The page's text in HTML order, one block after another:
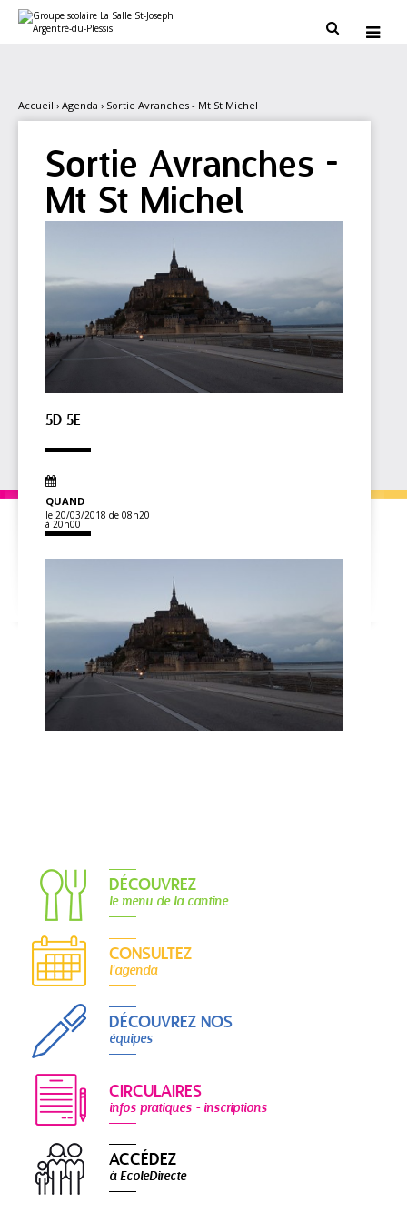
contenu.
personnels
 
Accueil › Agenda › Sortie Avranches - Mt St Michel
Sortie Avranches -
Mt St Michel
5D 5E
QUAND
le 20/03/2018 de 08h20
à 20h00
DÉCOUVREZ
le menu de la cantine
CONSULTEZ
l'agenda
DÉCOUVREZ NOS
équipes
CIRCULAIRES
infos pratiques - inscriptions
ACCÉDEZ
à EcoleDirecte